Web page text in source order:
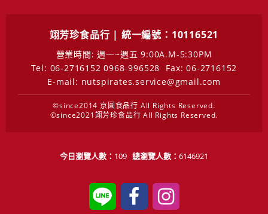
翊芳珍食品行 | 統一編號：10116521
營業時間: 週一~週五 9:00A.M-5:30PM
Tel: 06-2716152 0968-996528
Fax: 06-2716152
E-mail: nutspirates.service@gmail.com
©since2014 京圓食品行 All Rights Reserved.
©since2021翊芳珍食品行 All Rights Reserved.
今日瀏覽人數： 109 總瀏覽人數： 6146921